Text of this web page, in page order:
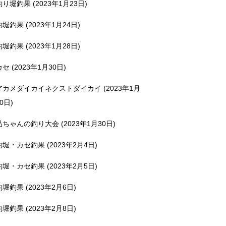
り堀釣果 (2023年1月23日)
堀釣果 (2023年1月24日)
堀釣果 (2023年1月28日)
セ (2023年1月30日)
カメダイカイネクストダイカイ (2023年1月
日)
ちゃんの釣り大会 (2023年1月30日)
堀・カセ釣果 (2023年2月4日)
堀・カセ釣果 (2023年2月5日)
堀釣果 (2023年2月6日)
堀釣果 (2023年2月8日)